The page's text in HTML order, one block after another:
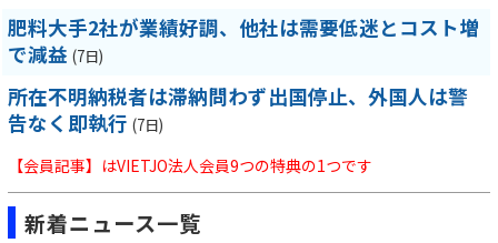
肥料大手2社が業績好調、他社は需要低迷とコスト増
で減益 (7日)
所在不明納税者は滞納問わず出国停止、外国人は警
告なく即執行 (7日)
【会員記事】はVIETJO法人会員9つの特典の1つです
新着ニュース一覧